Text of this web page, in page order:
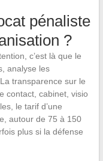
pénaliste
?
c’est là que le
analyse les
transparence sur le
contact, cabinet, visio
le tarif d’une
autour de 75 à 150
plus si la défense